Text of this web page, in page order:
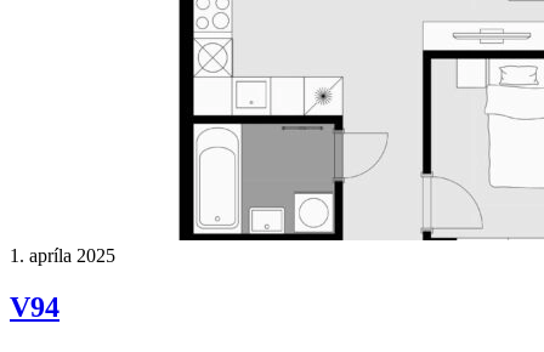
1. apríla 2025
V94